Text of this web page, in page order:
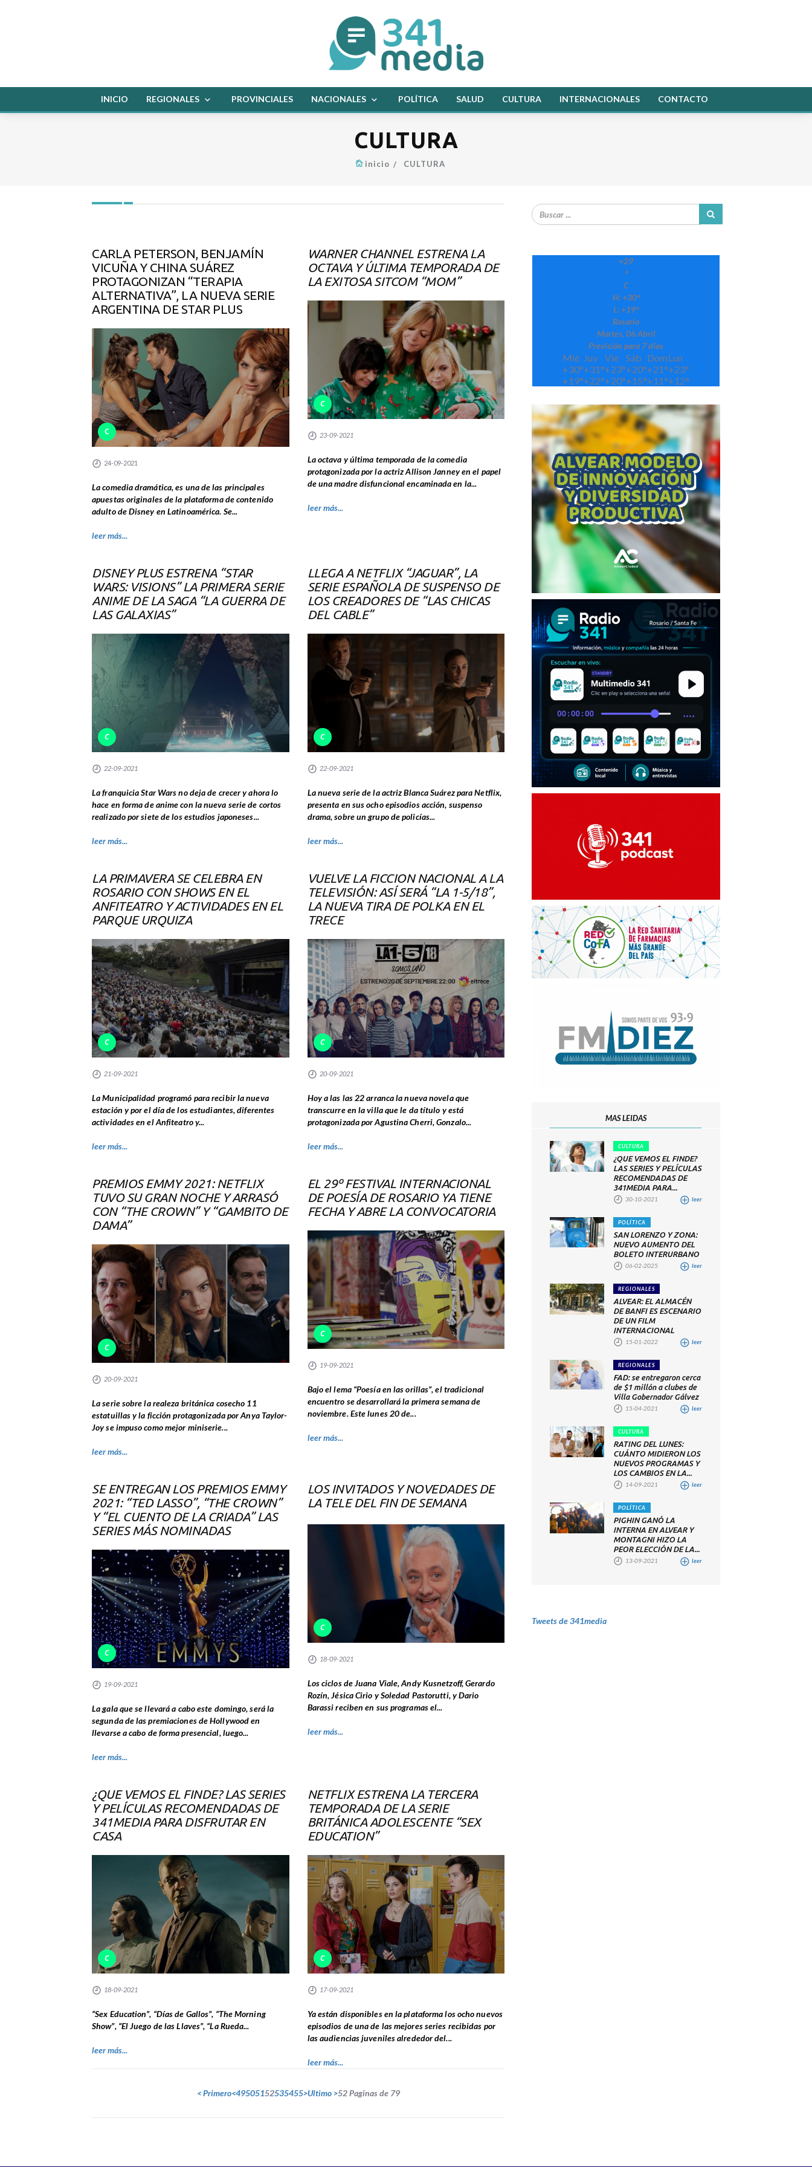
INICIO REGIONALES PROVINCIALES NACIONALES POLÍTICA SALUD CULTURA INTERNACIONALES CONTACTO
CULTURA
inicio CULTURA
CARLA PETERSON, BENJAMÍN
VICUÑA Y CHINA SUÁREZ
PROTAGONIZAN “TERAPIA
ALTERNATIVA”, LA NUEVA SERIE
ARGENTINA DE STAR PLUS
C
24-09-2021
La comedia dramática, es una de las principales
apuestas originales de la plataforma de contenido
adulto de Disney en Latinoamérica. Se...
leer más...
WARNER CHANNEL ESTRENA LA
OCTAVA Y ÚLTIMA TEMPORADA DE
LA EXITOSA SITCOM “MOM”
C
23-09-2021
La octava y última temporada de la comedia
protagonizada por la actriz Allison Janney en el papel
de una madre disfuncional encaminada en la...
leer más...
DISNEY PLUS ESTRENA “STAR
WARS: VISIONS” LA PRIMERA SERIE
ANIME DE LA SAGA “LA GUERRA DE
LAS GALAXIAS”
C
22-09-2021
La franquicia Star Wars no deja de crecer y ahora lo
hace en forma de anime con la nueva serie de cortos
realizado por siete de los estudios japoneses...
leer más...
LLEGA A NETFLIX “JAGUAR”, LA
SERIE ESPAÑOLA DE SUSPENSO DE
LOS CREADORES DE “LAS CHICAS
DEL CABLE”
C
22-09-2021
La nueva serie de la actriz Blanca Suárez para Netflix,
presenta en sus ocho episodios acción, suspenso
drama, sobre un grupo de policías...
leer más...
LA PRIMAVERA SE CELEBRA EN
ROSARIO CON SHOWS EN EL
ANFITEATRO Y ACTIVIDADES EN EL
PARQUE URQUIZA
C
21-09-2021
La Municipalidad programó para recibir la nueva
estación y por el día de los estudiantes, diferentes
actividades en el Anfiteatro y...
leer más...
VUELVE LA FICCION NACIONAL A LA
TELEVISIÓN: ASÍ SERÁ “LA 1-5/18”,
LA NUEVA TIRA DE POLKA EN EL
TRECE
C
20-09-2021
Hoy a las las 22 arranca la nueva novela que
transcurre en la villa que le da título y está
protagonizada por Agustina Cherri, Gonzalo...
leer más...
PREMIOS EMMY 2021: NETFLIX
TUVO SU GRAN NOCHE Y ARRASÓ
CON “THE CROWN” Y “GAMBITO DE
DAMA”
C
20-09-2021
La serie sobre la realeza británica cosecho 11
estatuillas y la ficción protagonizada por Anya Taylor-
Joy se impuso como mejor miniserie...
leer más...
EL 29º FESTIVAL INTERNACIONAL
DE POESÍA DE ROSARIO YA TIENE
FECHA Y ABRE LA CONVOCATORIA
C
19-09-2021
Bajo el lema “Poesía en las orillas”, el tradicional
encuentro se desarrollará la primera semana de
noviembre. Este lunes 20 de...
leer más...
SE ENTREGAN LOS PREMIOS EMMY
2021: “TED LASSO”, “THE CROWN”
Y “EL CUENTO DE LA CRIADA” LAS
SERIES MÁS NOMINADAS
C
19-09-2021
La gala que se llevará a cabo este domingo, será la
segunda de las premiaciones de Hollywood en
llevarse a cabo de forma presencial, luego...
leer más...
LOS INVITADOS Y NOVEDADES DE
LA TELE DEL FIN DE SEMANA
C
18-09-2021
Los ciclos de Juana Viale, Andy Kusnetzoff, Gerardo
Rozín, Jésica Cirio y Soledad Pastorutti, y Dario
Barassi reciben en sus programas el...
leer más...
¿QUE VEMOS EL FINDE? LAS SERIES
Y PELÍCULAS RECOMENDADAS DE
341MEDIA PARA DISFRUTAR EN
CASA
C
18-09-2021
“Sex Education”, “Días de Gallos”, “The Morning
Show”, “El Juego de las Llaves”, “La Rueda...
leer más...
NETFLIX ESTRENA LA TERCERA
TEMPORADA DE LA SERIE
BRITÁNICA ADOLESCENTE “SEX
EDUCATION”
C
17-09-2021
Ya están disponibles en la plataforma los ocho nuevos
episodios de una de las mejores series recibidas por
las audiencias juveniles alrededor del...
leer más...
< Primero<49505152535455>Ultimo >52 Paginas de 79
+29
°
C
H: +30°
L: +19°
Rosario
Martes, 06 Abril
Previsión para 7 días
Mié Juv Vie Sáb DomLun
+30°+31°+23°+20°+21°+23°
+19°+22°+20°+15°+11°+12°
MAS LEIDAS
CULTURA
¿QUE VEMOS EL FINDE?
LAS SERIES Y PELÍCULAS
RECOMENDADAS DE
341MEDIA PARA...
30-10-2021 leer
POLÍTICA
SAN LORENZO Y ZONA:
NUEVO AUMENTO DEL
BOLETO INTERURBANO
06-02-2025 leer
REGIONALES
ALVEAR: EL ALMACÉN
DE BANFI ES ESCENARIO
DE UN FILM
INTERNACIONAL
15-01-2022 leer
REGIONALES
FAD: se entregaron cerca
de $1 millón a clubes de
Villa Gobernador Gálvez
15-04-2021 leer
CULTURA
RATING DEL LUNES:
CUÁNTO MIDIERON LOS
NUEVOS PROGRAMAS Y
LOS CAMBIOS EN LA...
14-09-2021 leer
POLÍTICA
PIGHIN GANÓ LA
INTERNA EN ALVEAR Y
MONTAGNI HIZO LA
PEOR ELECCIÓN DE LA...
13-09-2021 leer
Tweets de 341media